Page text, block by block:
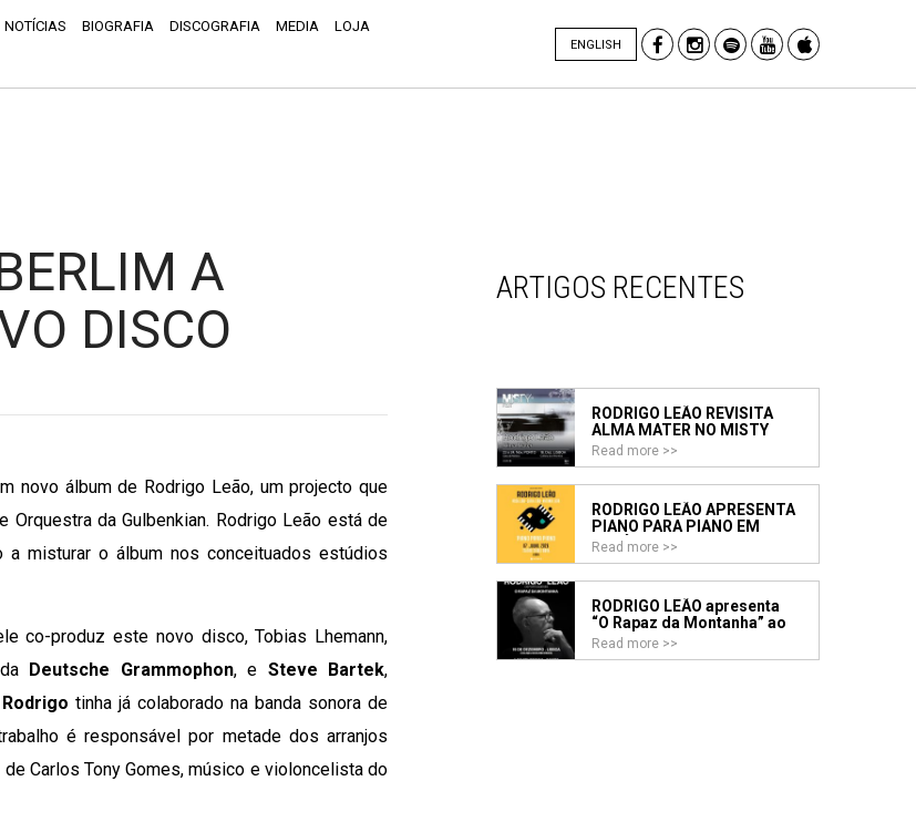
ENGLISH
NOTÍCIAS BIOGRAFIA DISCOGRAFIA MEDIA LOJA
A
DISCO
novo álbum de Rodrigo Leão, um projecto que
da Gulbenkian. Rodrigo Leão está de
misturar o álbum nos conceituados estúdios
co-produz este novo disco, Tobias Lhemann,
Deutsche Grammophon, e Steve Bartek,
Rodrigo tinha já colaborado na banda sonora de
é responsável por metade dos arranjos
Carlos Tony Gomes, músico e violoncelista do
ARTIGOS RECENTES
RODRIGO LEÃO REVISITA
ALMA MATER NO MISTY
FEST 2026
Read more >>
RODRIGO LEÃO APRESENTA
PIANO PARA PIANO EM
FAMÍLIA
Read more >>
RODRIGO LEÃO apresenta
“O Rapaz da Montanha” ao
vivo nos Coliseus de Lisboa
e Porto
Read more >>